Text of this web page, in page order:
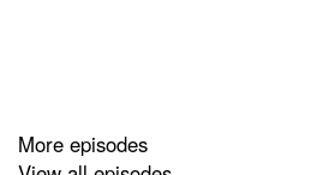
More episodes